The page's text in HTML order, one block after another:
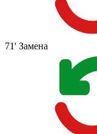
71' Замена